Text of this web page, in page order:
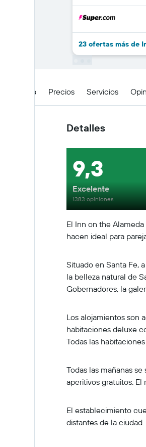
23 ofertas más de
Detalles Precios Servicios
Detalles
El Inn on the
hacen ideal para
Situado en Santa Fe,
la belleza natural de
Gobernadores, la
Los alojamientos son
habitaciones deluxe
Todas las
Todas las mañanas
aperitivos gratuitos.
El establecimiento
distantes de la ciudad.
9,3
Excelente
1383 opiniones